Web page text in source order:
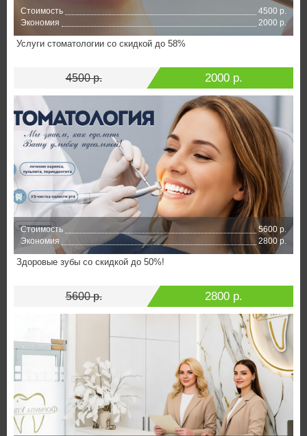
Стоимость
4500 р.
Экономия
2000 р.
Услуги стоматологии со скидкой до 58%
4500 р. 2000 р.
Стоимость
5600 р.
Экономия
2800 р.
Здоровые зубы со скидкой до 50%!
5600 р. 2800 р.